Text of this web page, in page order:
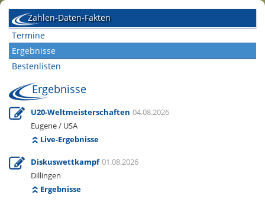
Zahlen-Daten-Fakten
Termine
Ergebnisse
Bestenlisten
Ergebnisse
U20-Weltmeisterschaften 04.08.2026
Eugene / USA
Live-Ergebnisse
Diskuswettkampf 01.08.2026
Dillingen
Ergebnisse